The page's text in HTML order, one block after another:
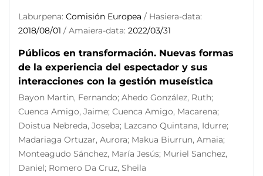
Laburpena: Comisión Europea / Hasiera-data:
2018/08/01 / Amaiera-data: 2022/03/31
Públicos en transformación. Nuevas formas
de la experiencia del espectador y sus
interacciones con la gestión museística
Bayon Martin, Fernando; Ahedo González, Ruth;
Cuenca Amigo, Jaime; Cuenca Amigo, Macarena;
Doistua Nebreda, Joseba; Lazcano Quintana, Idurre;
Madariaga Ortuzar, Aurora; Makua Biurrun, Amaia;
Monteagudo Sánchez, María Jesús; Muriel Sanchez,
Daniel; Romero Da Cruz, Sheila